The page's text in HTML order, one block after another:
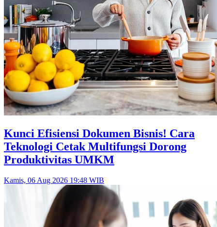
Kunci Efisiensi Dokumen Bisnis! Cara
Teknologi Cetak Multifungsi Dorong
Produktivitas UMKM
Kamis, 06 Aug 2026 19:48 WIB